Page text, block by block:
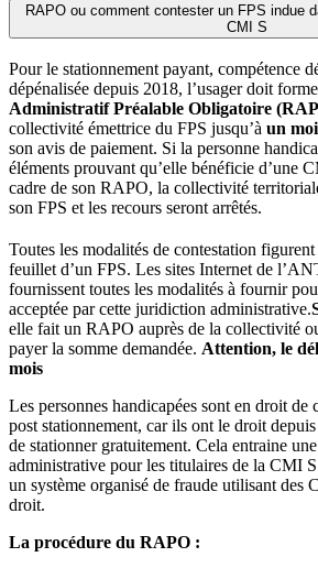
RAPO ou comment contester un FPS indue
CMI S
Pour le stationnement payant, compétence
dépénalisée depuis 2018, l’usager doit
Administratif Préalable Obligatoire
collectivité émettrice du FPS jusqu’à un
son avis de paiement. Si la personne
éléments prouvant qu’elle bénéficie d’une
cadre de son RAPO, la collectivité
son FPS et les recours seront arrêtés.
Toutes les modalités de contestation
feuillet d’un FPS. Les sites Internet de
fournissent toutes les modalités à fournir
acceptée par cette juridiction administrative.
elle fait un RAPO auprès de la collectivité
payer la somme demandée. Attention, le
mois
Les personnes handicapées sont en droit de
post stationnement, car ils ont le droit
de stationner gratuitement. Cela entraine
administrative pour les titulaires de la CMI
un système organisé de fraude utilisant des
droit.
La procédure du RAPO :